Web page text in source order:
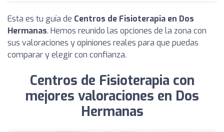
Esta es tu guía de Centros de Fisioterapia en Dos
Hermanas. Hemos reunido las opciones de la zona con
sus valoraciones y opiniones reales para que puedas
comparar y elegir con confianza.
Centros de Fisioterapia con
mejores valoraciones en Dos
Hermanas